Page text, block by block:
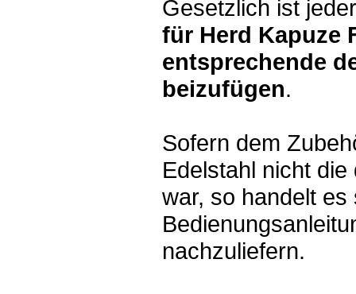
Gesetzlich ist
für Herd Kapuze
entsprechende
beizufügen.
Sofern dem
Edelstahl nicht
war, so handelt
nachzuliefern.